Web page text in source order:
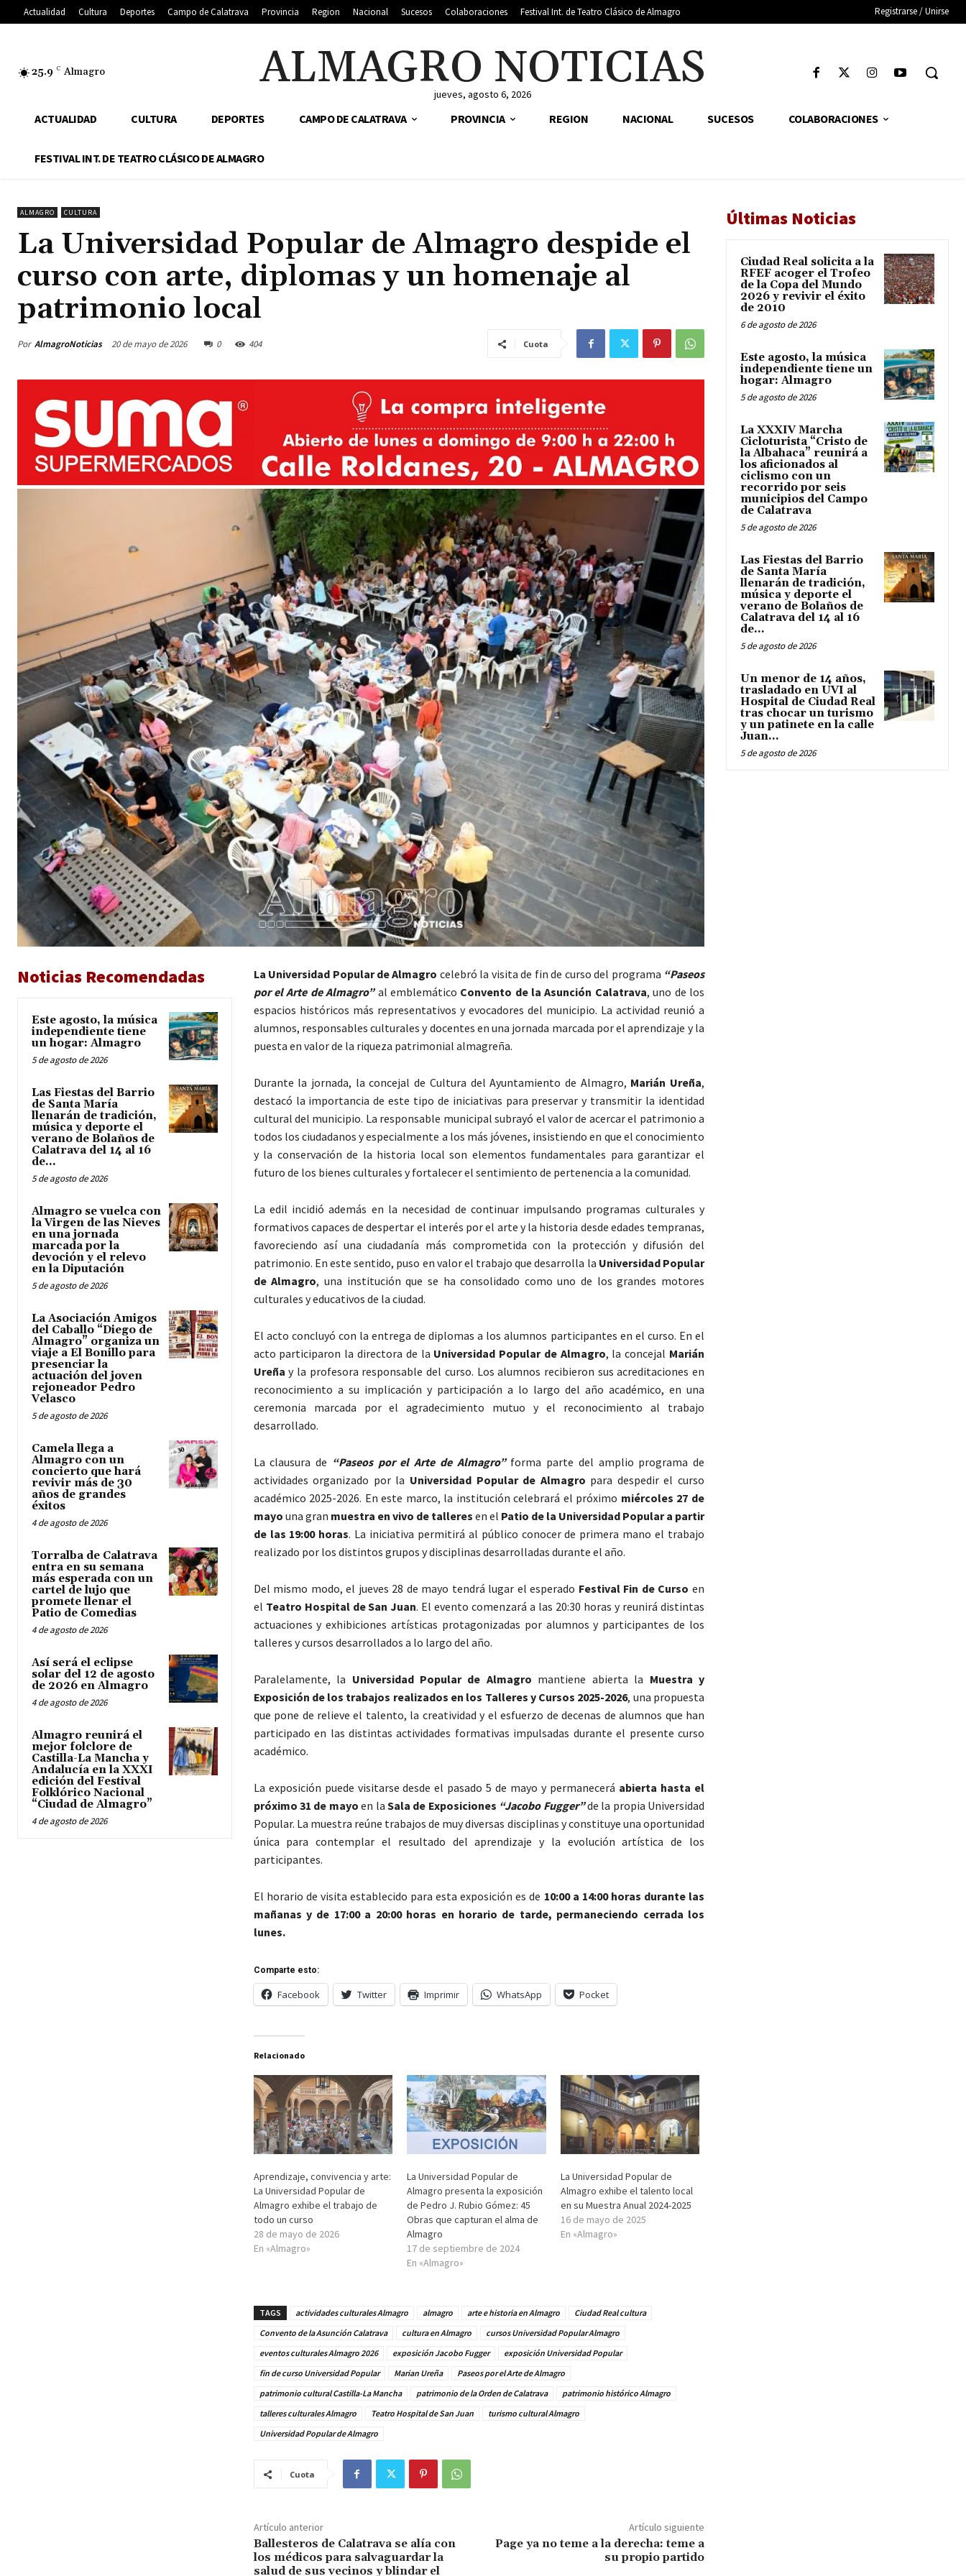
Actualidad Cultura Deportes Campo de Calatrava Provincia Region Nacional Sucesos Colaboraciones Festival Int. de Teatro Clásico de Almagro Registrarse / Unirse
25.9 C Almagro ALMAGRO NOTICIAS
jueves, agosto 6, 2026
ACTUALIDAD CULTURA DEPORTES CAMPO DE CALATRAVA PROVINCIA REGION NACIONAL SUCESOS COLABORACIONES
FESTIVAL INT. DE TEATRO CLÁSICO DE ALMAGRO
ALMAGRO CULTURA
La Universidad Popular de Almagro despide el
curso con arte, diplomas y un homenaje al
patrimonio local
Por AlmagroNoticias 20 de mayo de 2026 0 404 Cuota
Noticias Recomendadas
Este agosto, la música
independiente tiene
un hogar: Almagro
5 de agosto de 2026
Las Fiestas del Barrio
de Santa María
llenarán de tradición,
música y deporte el
verano de Bolaños de
Calatrava del 14 al 16
de...
5 de agosto de 2026
Almagro se vuelca con
la Virgen de las Nieves
en una jornada
marcada por la
devoción y el relevo
en la Diputación
5 de agosto de 2026
La Asociación Amigos
del Caballo “Diego de
Almagro” organiza un
viaje a El Bonillo para
presenciar la
actuación del joven
rejoneador Pedro
Velasco
5 de agosto de 2026
Camela llega a
Almagro con un
concierto que hará
revivir más de 30
años de grandes
éxitos
4 de agosto de 2026
Torralba de Calatrava
entra en su semana
más esperada con un
cartel de lujo que
promete llenar el
Patio de Comedias
4 de agosto de 2026
Así será el eclipse
solar del 12 de agosto
de 2026 en Almagro
4 de agosto de 2026
Almagro reunirá el
mejor folclore de
Castilla-La Mancha y
Andalucía en la XXXI
edición del Festival
Folklórico Nacional
“Ciudad de Almagro”
4 de agosto de 2026
La Universidad Popular de Almagro celebró la visita de fin de curso del programa “Paseos
por el Arte de Almagro”al emblemático Convento de la Asunción Calatrava, uno de los
espacios históricos más representativos y evocadores del municipio. La actividad reunió a
alumnos, responsables culturales y docentes en una jornada marcada por el aprendizaje y la
puesta en valor de la riqueza patrimonial almagreña.
Durante la jornada, la concejal de Cultura del Ayuntamiento de Almagro, Marián Ureña,
destacó la importancia de este tipo de iniciativas para preservar y transmitir la identidad
cultural del municipio. La responsable municipal subrayó el valor de acercar el patrimonio a
todos los ciudadanos y especialmente a los más jóvenes, insistiendo en que el conocimiento
y la conservación de la historia local son elementos fundamentales para garantizar el
futuro de los bienes culturales y fortalecer el sentimiento de pertenencia a la comunidad.
La edil incidió además en la necesidad de continuar impulsando programas culturales y
formativos capaces de despertar el interés por el arte y la historia desde edades tempranas,
favoreciendo así una ciudadanía más comprometida con la protección y difusión del
patrimonio. En este sentido, puso en valor el trabajo que desarrolla la Universidad Popular
de Almagro, una institución que se ha consolidado como uno de los grandes motores
culturales y educativos de la ciudad.
El acto concluyó con la entrega de diplomas a los alumnos participantes en el curso. En el
acto participaron la directora de la Universidad Popular de Almagro, la concejal Marián
Ureña y la profesora responsable del curso. Los alumnos recibieron sus acreditaciones en
reconocimiento a su implicación y participación a lo largo del año académico, en una
ceremonia marcada por el agradecimiento mutuo y el reconocimiento al trabajo
desarrollado.
La clausura de “Paseos por el Arte de Almagro”forma parte del amplio programa de
actividades organizado por la Universidad Popular de Almagro para despedir el curso
académico 2025-2026. En este marco, la institución celebrará el próximo miércoles 27 de
mayo una gran muestra en vivo de talleres en el Patio de la Universidad Popular a partir
de las 19:00 horas. La iniciativa permitirá al público conocer de primera mano el trabajo
realizado por los distintos grupos y disciplinas desarrolladas durante el año.
Del mismo modo, el jueves 28 de mayo tendrá lugar el esperado Festival Fin de Curso en
el Teatro Hospital de San Juan. El evento comenzará a las 20:30 horas y reunirá distintas
actuaciones y exhibiciones artísticas protagonizadas por alumnos y participantes de los
talleres y cursos desarrollados a lo largo del año.
Paralelamente, la Universidad Popular de Almagro mantiene abierta la Muestra y
Exposición de los trabajos realizados en los Talleres y Cursos 2025-2026, una propuesta
que pone de relieve el talento, la creatividad y el esfuerzo de decenas de alumnos que han
participado en las distintas actividades formativas impulsadas durante el presente curso
académico.
La exposición puede visitarse desde el pasado 5 de mayo y permanecerá abierta hasta el
próximo 31 de mayo en la Sala de Exposiciones “Jacobo Fugger”de la propia Universidad
Popular. La muestra reúne trabajos de muy diversas disciplinas y constituye una oportunidad
única para contemplar el resultado del aprendizaje y la evolución artística de los
participantes.
El horario de visita establecido para esta exposición es de 10:00 a 14:00 horas durante las
mañanas y de 17:00 a 20:00 horas en horario de tarde, permaneciendo cerrada los
lunes.
Comparte esto:
Facebook Twitter Imprimir WhatsApp Pocket
Relacionado
Aprendizaje, convivencia y arte:
La Universidad Popular de
Almagro exhibe el trabajo de
todo un curso
28 de mayo de 2026
En «Almagro»
La Universidad Popular de
Almagro presenta la exposición
de Pedro J. Rubio Gómez: 45
Obras que capturan el alma de
Almagro
17 de septiembre de 2024
En «Almagro»
La Universidad Popular de
Almagro exhibe el talento local
en su Muestra Anual 2024-2025
16 de mayo de 2025
En «Almagro»
TAGS actividades culturales Almagro almagro arte e historia en Almagro
Ciudad Real cultura
Convento de la Asunción Calatrava
cultura en Almagro
cursos Universidad Popular Almagro
eventos culturales Almagro 2026
exposición Jacobo Fugger
exposición Universidad Popular
fin de curso Universidad Popular
Marian Ureña
Paseos por el Arte de Almagro
patrimonio cultural Castilla-La Mancha
patrimonio de la Orden de Calatrava
patrimonio histórico Almagro
talleres culturales Almagro
Teatro Hospital de San Juan
turismo cultural Almagro
Universidad Popular de Almagro
Cuota
Artículo anterior
Ballesteros de Calatrava se alía con
los médicos para salvaguardar la
salud de sus vecinos y blindar el
Artículo siguiente
Page ya no teme a la derecha: teme a
su propio partido
Últimas Noticias
Ciudad Real solicita a la
RFEF acoger el Trofeo
de la Copa del Mundo
2026 y revivir el éxito
de 2010
6 de agosto de 2026
Este agosto, la música
independiente tiene un
hogar: Almagro
5 de agosto de 2026
La XXXIV Marcha
Cicloturista “Cristo de
la Albahaca” reunirá a
los aficionados al
ciclismo con un
recorrido por seis
municipios del Campo
de Calatrava
5 de agosto de 2026
Las Fiestas del Barrio
de Santa María
llenarán de tradición,
música y deporte el
verano de Bolaños de
Calatrava del 14 al 16
de...
5 de agosto de 2026
Un menor de 14 años,
trasladado en UVI al
Hospital de Ciudad Real
tras chocar un turismo
y un patinete en la calle
Juan...
5 de agosto de 2026